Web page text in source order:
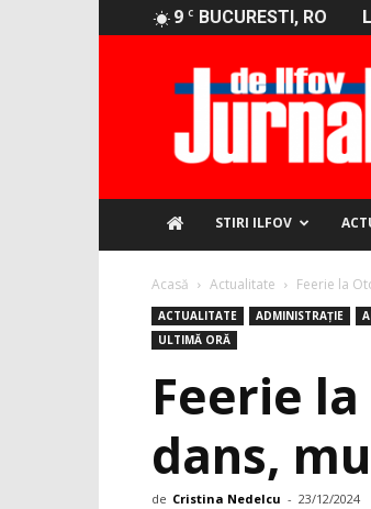
9 C BUCURESTI, RO
STIRI ILFOV
Acasă Actualitate Feerie la
ACTUALITATE ADMINISTRAȚIE
ULTIMĂ ORĂ
Feerie
dans,
de Cristina Nedelcu - 23/12/2024